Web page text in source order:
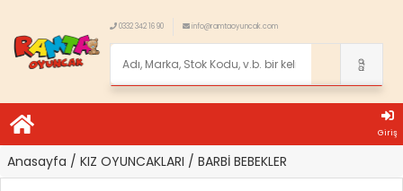
0332 342 16 90 info@ramtaoyuncak.com
Giriş
Anasayfa / KIZ OYUNCAKLARI / BARBİ BEBEKLER